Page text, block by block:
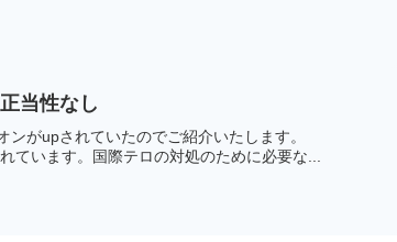
当性なし
いオピニオンがupされていたのでご紹介い
ています。国際テロの対処のために必要な...